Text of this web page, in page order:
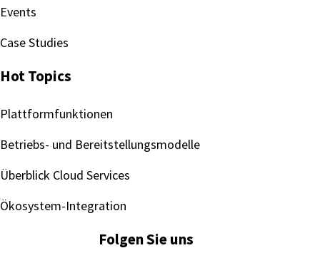
Events
Case Studies
Hot Topics
Plattformfunktionen
Betriebs- und Bereitstellungsmodelle
Überblick Cloud Services
Ökosystem-Integration
Folgen Sie uns